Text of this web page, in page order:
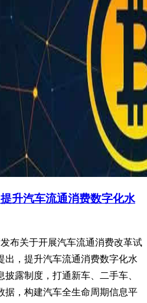
升汽车流通消费数字化水
布关于开展汽车流通消费改革试
出，提升汽车流通消费数字化水
露制度，打通新车、二手车、
据，构建汽车全生命周期信息平